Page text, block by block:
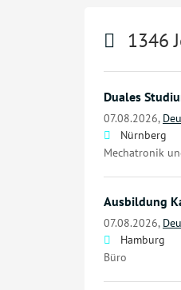
1346
Duales
07.08.2026,
Nürnberg
Mechatronik
Ausbildung
07.08.2026,
Hamburg
Büro